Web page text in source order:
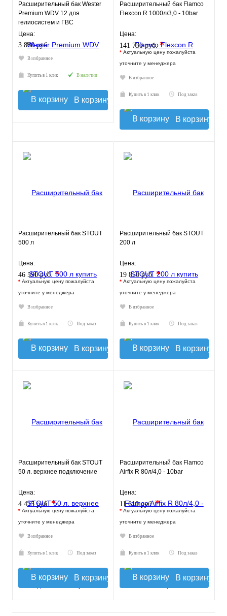
Расширительный бак Wester
Premium WDV 12 для
гелиосистем и ГВС
Цена:
3 880 руб.
В избранное
Купить в 1 клик В наличии
В корзину
Расширительный бак Flamco
Flexcon R 1000л/3,0 - 10bar
Цена:
141 730 руб. *
* Актуальную цену пожалуйста
уточните у менеджера
В избранное
Купить в 1 клик Под заказ
В корзину
Расширительный бак STOUT
500 л
Цена:
46 590 руб. *
* Актуальную цену пожалуйста
уточните у менеджера
В избранное
Купить в 1 клик Под заказ
В корзину
Расширительный бак STOUT
200 л
Цена:
19 850 руб. *
* Актуальную цену пожалуйста
уточните у менеджера
В избранное
Купить в 1 клик Под заказ
В корзину
Расширительный бак STOUT
50 л. верхнее подключение
Цена:
4 415 руб. *
* Актуальную цену пожалуйста
уточните у менеджера
В избранное
Купить в 1 клик Под заказ
В корзину
Расширительный бак Flamco
Airfix R 80л/4,0 - 10bar
Цена:
11 610 руб.*
* Актуальную цену пожалуйста
уточните у менеджера
В избранное
Купить в 1 клик Под заказ
В корзину